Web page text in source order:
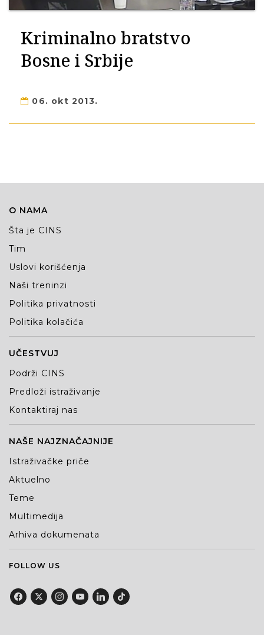
Kriminalno bratstvo
Bosne i Srbije
06. okt 2013.
O NAMA
Šta je CINS
Tim
Uslovi korišćenja
Naši treninzi
Politika privatnosti
Politika kolačića
UČESTVUJ
Podrži CINS
Predloži istraživanje
Kontaktiraj nas
NAŠE NAJZNAČAJNIJE
Istraživačke priče
Aktuelno
Teme
Multimedija
Arhiva dokumenata
FOLLOW US